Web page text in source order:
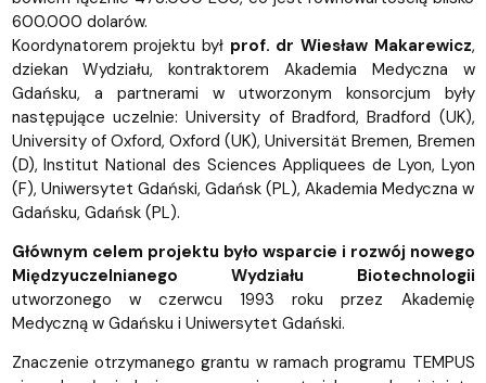
600.000 dolarów.
Koordynatorem projektu był prof. dr Wiesław Makarewicz,
dziekan Wydziału, kontraktorem Akademia Medyczna w
Gdańsku, a partnerami w utworzonym konsorcjum były
następujące uczelnie: University of Bradford, Bradford (UK),
University of Oxford, Oxford (UK), Universität Bremen, Bremen
(D), Institut National des Sciences Appliquees de Lyon, Lyon
(F), Uniwersytet Gdański, Gdańsk (PL), Akademia Medyczna w
Gdańsku, Gdańsk (PL).
Głównym celem projektu było wsparcie i rozwój nowego
Międzyuczelnianego Wydziału Biotechnologii
utworzonego w czerwcu 1993 roku przez Akademię
Medyczną w Gdańsku i Uniwersytet Gdański.
Znaczenie otrzymanego grantu w ramach programu TEMPUS